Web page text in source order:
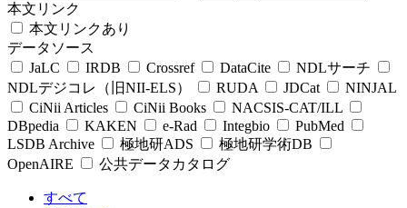
本文リンク
本文リンクあり
データソース
JaLC
IRDB Crossref DataCite
NDLサーチ
NDLデジコレ（旧NII-ELS）
RUDA JDCat
NINJAL
CiNii Articles
CiNii Books
NACSIS-CAT/ILL
DBpedia
KAKEN e-Rad Integbio
PubMed
LSDB Archive
極地研ADS
極地研学術DB
OpenAIRE
公共データカタログ
すべて